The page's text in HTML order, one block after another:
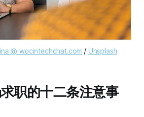
@ wocintechchat.com / Unsplash
职的十二条注意事